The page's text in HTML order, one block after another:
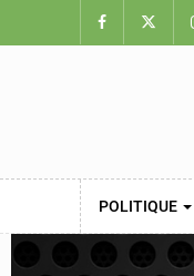
POLITIQUE